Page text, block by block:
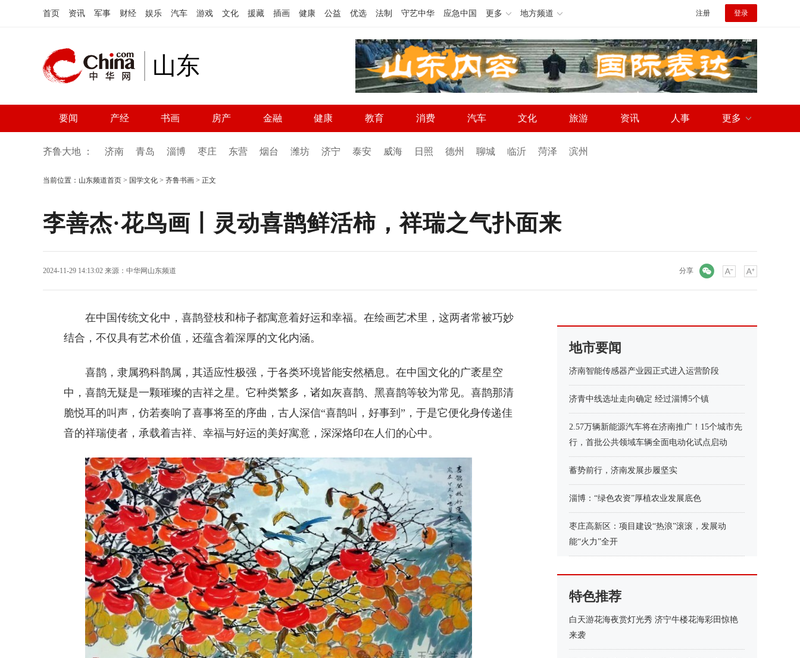
首页 资讯 军事 财经 娱乐 汽车 游戏 文化 援藏 插画 健康 公益 优选 法制 守艺中华 应急中国 更多 地方频道 注册 登录
山东
要闻 产经 书画 房产 金融 健康 教育 消费 汽车 文化 旅游 资讯 人事 更多
齐鲁大地 ： 济南 青岛 淄博 枣庄 东营 烟台 潍坊 济宁 泰安 威海 日照 德州 聊城 临沂 菏泽 滨州
当前位置： 山东频道首页 > 国学文化 > 齐鲁书画 > 正文
李善杰·花鸟画丨灵动喜鹊鲜活柿，祥瑞之气扑面来
2024-11-29 14:13:02 来源： 中华网山东频道 分享
在中国传统文化中，喜鹊登枝和柿子都寓意着好运和幸福。在绘画艺术里，这两者常被巧妙
结合，不仅具有艺术价值，还蕴含着深厚的文化内涵。
喜鹊，隶属鸦科鹊属，其适应性极强，于各类环境皆能安然栖息。在中国文化的广袤星空
中，喜鹊无疑是一颗璀璨的吉祥之星。它种类繁多，诸如灰喜鹊、黑喜鹊等较为常见。喜鹊那清
脆悦耳的叫声，仿若奏响了喜事将至的序曲，古人深信“喜鹊叫，好事到”，于是它便化身传递佳
音的祥瑞使者，承载着吉祥、幸福与好运的美好寓意，深深烙印在人们的心中。
地市要闻
济南智能传感器产业园正式进入运营阶段
济青中线选址走向确定 经过淄博5个镇
2.57万辆新能源汽车将在济南推广！15个城市先
行，首批公共领域车辆全面电动化试点启动
蓄势前行，济南发展步履坚实
淄博：“绿色农资”厚植农业发展底色
枣庄高新区：项目建设“热浪”滚滚，发展动
能“火力”全开
特色推荐
白天游花海夜赏灯光秀 济宁牛楼花海彩田惊艳
来袭